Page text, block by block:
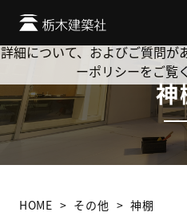
神
HOME その他 神棚
Cookie を使用して、お客様の
か? 当社ではお客様のプライバ
詳細について、およびご質問が
ーポリシーをご覧